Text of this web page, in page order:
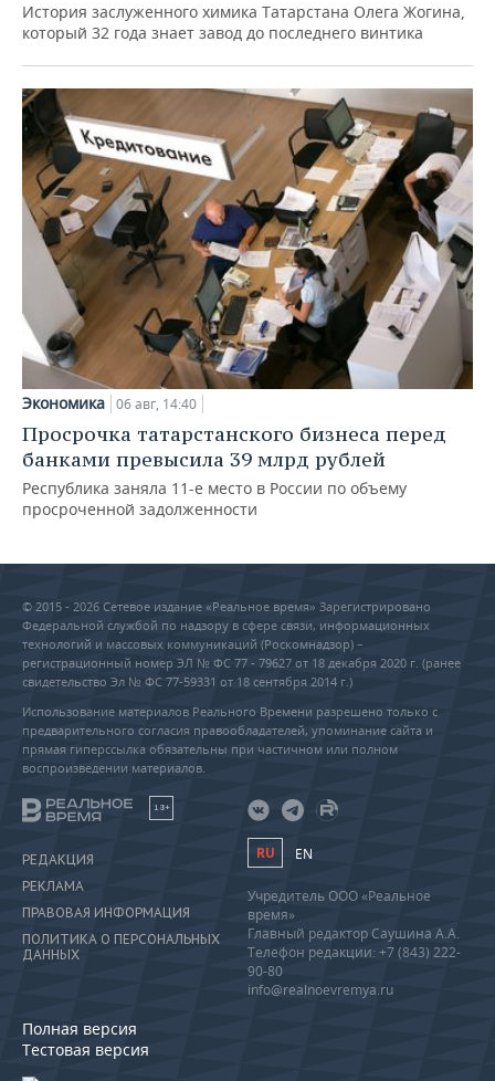
История заслуженного химика Татарстана Олега Жогина,
который 32 года знает завод до последнего винтика
Экономика 06 авг, 14:40
Просрочка татарстанского бизнеса перед
банками превысила 39 млрд рублей
Республика заняла 11-е место в России по объему
просроченной задолженности
© 2015 - 2026 Сетевое издание «Реальное время» Зарегистрировано
Федеральной службой по надзору в сфере связи, информационных
технологий и массовых коммуникаций (Роскомнадзор) –
регистрационный номер ЭЛ № ФС 77 - 79627 от 18 декабря 2020 г. (ранее
свидетельство Эл № ФС 77-59331 от 18 сентября 2014 г.)
Использование материалов Реального Времени разрешено только с
предварительного согласия правообладателей, упоминание сайта и
прямая гиперссылка обязательны при частичном или полном
воспроизведении материалов.
18+
РЕДАКЦИЯ
РЕКЛАМА
ПРАВОВАЯ ИНФОРМАЦИЯ
ПОЛИТИКА О ПЕРСОНАЛЬНЫХ
ДАННЫХ
Полная версия
Тестовая версия
RU EN
Учредитель ООО «Реальное
время»
Главный редактор Саушина А.А.
Телефон редакции: +7 (843) 222-
90-80
info@realnoevremya.ru